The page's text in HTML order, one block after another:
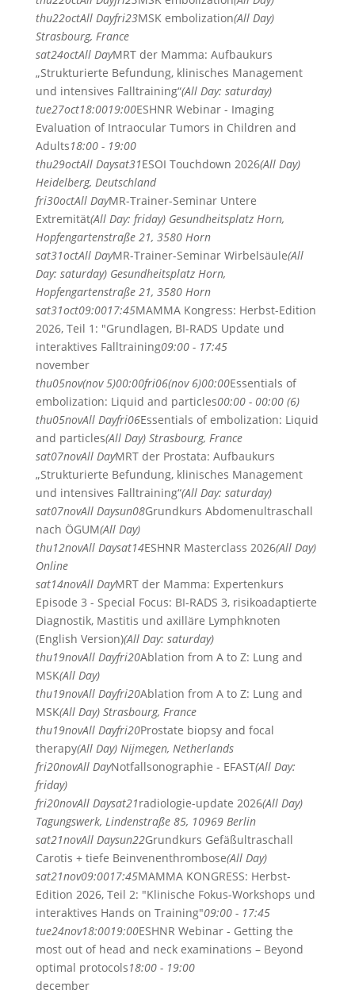
thu22octAll Dayfri23MSK embolization(All Day)
Strasbourg, France
sat24octAll DayMRT der Mamma: Aufbaukurs
„Strukturierte Befundung, klinisches Management
und intensives Falltraining“(All Day: saturday)
tue27oct18:0019:00ESHNR Webinar - Imaging
Evaluation of Intraocular Tumors in Children and
Adults18:00 - 19:00
thu29octAll Daysat31ESOI Touchdown 2026(All Day)
Heidelberg, Deutschland
fri30octAll DayMR-Trainer-Seminar Untere
Extremität(All Day: friday) Gesundheitsplatz Horn,
Hopfengartenstraße 21, 3580 Horn
sat31octAll DayMR-Trainer-Seminar Wirbelsäule(All
Day: saturday) Gesundheitsplatz Horn,
Hopfengartenstraße 21, 3580 Horn
sat31oct09:0017:45MAMMA Kongress: Herbst-Edition
2026, Teil 1: "Grundlagen, BI-RADS Update und
interaktives Falltraining09:00 - 17:45
november
thu05nov(nov 5)00:00fri06(nov 6)00:00Essentials of
embolization: Liquid and particles00:00 - 00:00 (6)
thu05novAll Dayfri06Essentials of embolization: Liquid
and particles(All Day) Strasbourg, France
sat07novAll DayMRT der Prostata: Aufbaukurs
„Strukturierte Befundung, klinisches Management
und intensives Falltraining“(All Day: saturday)
sat07novAll Daysun08Grundkurs Abdomenultraschall
nach ÖGUM(All Day)
thu12novAll Daysat14ESHNR Masterclass 2026(All Day)
Online
sat14novAll DayMRT der Mamma: Expertenkurs
Episode 3 - Special Focus: BI-RADS 3, risikoadaptierte
Diagnostik, Mastitis und axilläre Lymphknoten
(English Version)(All Day: saturday)
thu19novAll Dayfri20Ablation from A to Z: Lung and
MSK(All Day)
thu19novAll Dayfri20Ablation from A to Z: Lung and
MSK(All Day) Strasbourg, France
thu19novAll Dayfri20Prostate biopsy and focal
therapy(All Day) Nijmegen, Netherlands
fri20novAll DayNotfallsonographie - EFAST(All Day:
friday)
fri20novAll Daysat21radiologie-update 2026(All Day)
Tagungswerk, Lindenstraße 85, 10969 Berlin
sat21novAll Daysun22Grundkurs Gefäßultraschall
Carotis + tiefe Beinvenenthrombose(All Day)
sat21nov09:0017:45MAMMA KONGRESS: Herbst-
Edition 2026, Teil 2: "Klinische Fokus-Workshops und
interaktives Hands on Training"09:00 - 17:45
tue24nov18:0019:00ESHNR Webinar - Getting the
most out of head and neck examinations – Beyond
optimal protocols18:00 - 19:00
december